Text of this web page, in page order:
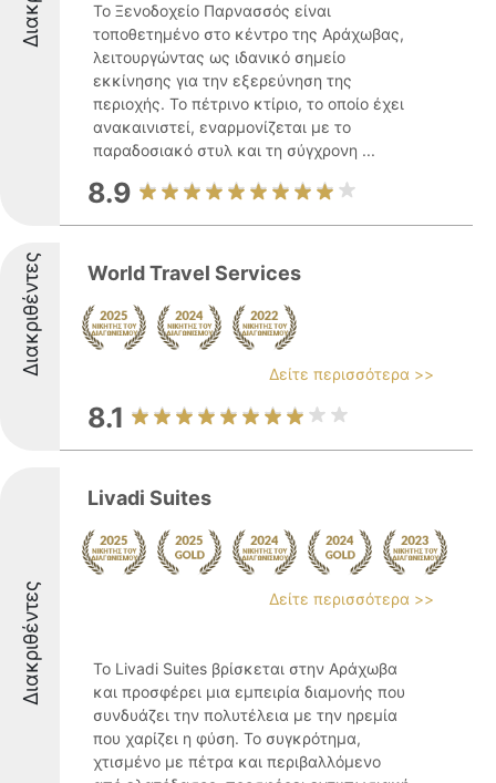
Το Ξενοδοχείο Παρνασσός είναι
τοποθετημένο στο κέντρο της Αράχωβας,
λειτουργώντας ως ιδανικό σημείο
εκκίνησης για την εξερεύνηση της
περιοχής. Το πέτρινο κτίριο, το οποίο έχει
ανακαινιστεί, εναρμονίζεται με το
παραδοσιακό στυλ και τη σύγχρονη ...
8.9
Διακριθέντες World Travel Services
Δείτε περισσότερα >>
8.1
Διακριθέντες
Livadi Suites
Δείτε περισσότερα >>
Το Livadi Suites βρίσκεται στην Αράχωβα
και προσφέρει μια εμπειρία διαμονής που
συνδυάζει την πολυτέλεια με την ηρεμία
που χαρίζει η φύση. Το συγκρότημα,
χτισμένο με πέτρα και περιβαλλόμενο